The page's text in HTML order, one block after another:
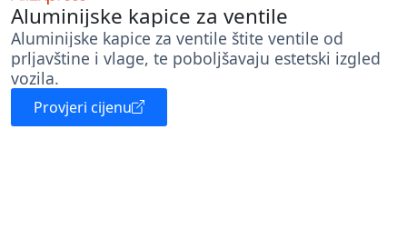
Aluminijske kapice za ventile
Aluminijske kapice za ventile štite ventile od
prljavštine i vlage, te poboljšavaju estetski izgled
vozila.
Provjeri cijenu